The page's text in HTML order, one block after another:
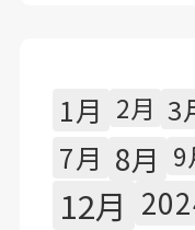
1月 2月 3
7月 8月 9
12月